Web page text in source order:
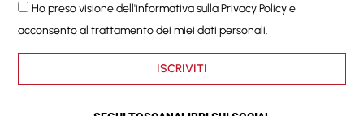
Ho preso visione dell'informativa sullaPrivacy Policye
acconsento al trattamento dei miei dati personali.
ISCRIVITI